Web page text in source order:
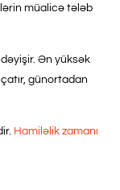
müalicə tələb
Ən yüksək
günortadan
Hamiləlik zamanı